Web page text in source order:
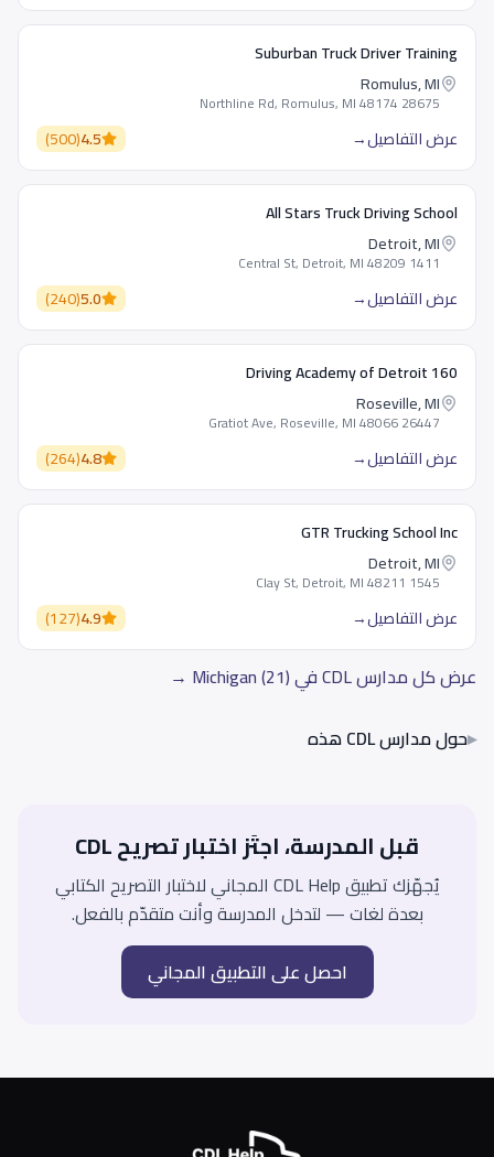
Suburban Truck Driver Training
Romulus, MI
28675 Northline Rd, Romulus, MI 48174
عرض التفاصيل→
4.5
(
500
)
All Stars Truck Driving School
Detroit, MI
1411 Central St, Detroit, MI 48209
عرض التفاصيل→
5.0
(
240
)
160 Driving Academy of Detroit
Roseville, MI
26447 Gratiot Ave, Roseville, MI 48066
عرض التفاصيل→
4.8
(
264
)
GTR Trucking School Inc
Detroit, MI
1545 Clay St, Detroit, MI 48211
عرض التفاصيل→
4.9
(
127
)
عرض كل مدارس CDL في Michigan (21) →
▸حول مدارس CDL هذه
قبل المدرسة، اجتَز اختبار تصريح CDL
يُجهّزك تطبيق CDL Help المجاني لاختبار التصريح الكتابي
بعدة لغات — لتدخل المدرسة وأنت متقدّم بالفعل.
احصل على التطبيق المجاني